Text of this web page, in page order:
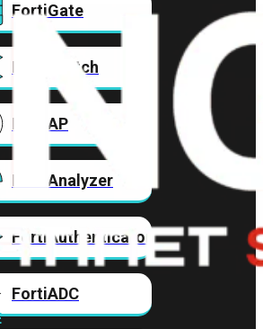
FortiGate
FortiSwitch
FortiAP
FortiAnalyzer
FortiAuthenticator
FortiADC